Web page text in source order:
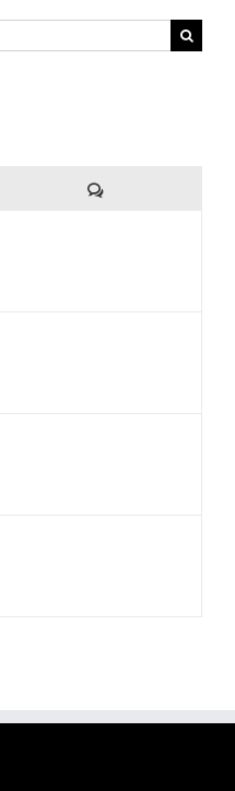
Reacties